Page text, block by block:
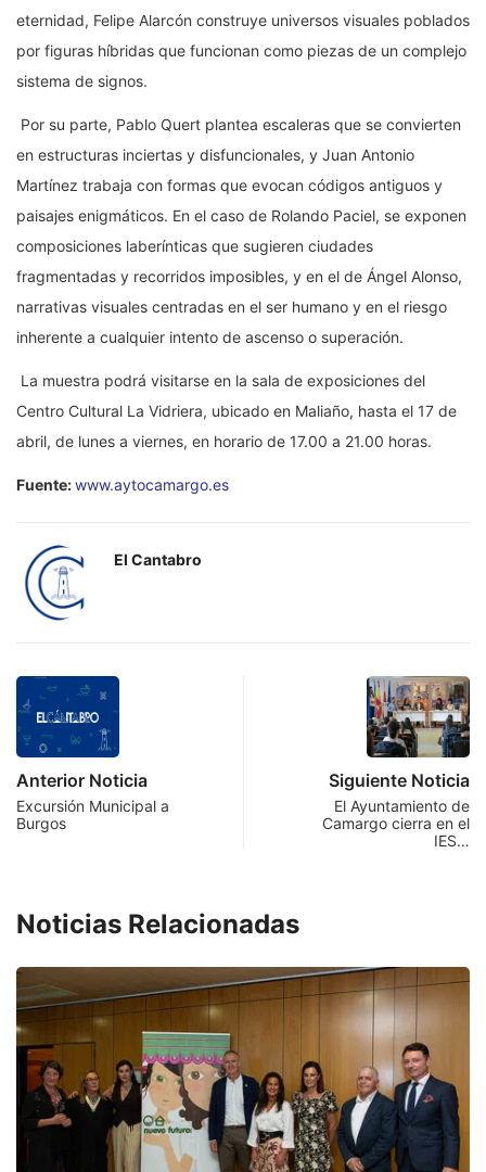
eternidad, Felipe Alarcón construye universos visuales poblados
por figuras híbridas que funcionan como piezas de un complejo
sistema de signos.
Por su parte, Pablo Quert plantea escaleras que se convierten
en estructuras inciertas y disfuncionales, y Juan Antonio
Martínez trabaja con formas que evocan códigos antiguos y
paisajes enigmáticos. En el caso de Rolando Paciel, se exponen
composiciones laberínticas que sugieren ciudades
fragmentadas y recorridos imposibles, y en el de Ángel Alonso,
narrativas visuales centradas en el ser humano y en el riesgo
inherente a cualquier intento de ascenso o superación.
La muestra podrá visitarse en la sala de exposiciones del
Centro Cultural La Vidriera, ubicado en Maliaño, hasta el 17 de
abril, de lunes a viernes, en horario de 17.00 a 21.00 horas.
Fuente:www.aytocamargo.es
El Cantabro
Anterior Noticia
Excursión Municipal a
Burgos
Siguiente Noticia
El Ayuntamiento de
Camargo cierra en el
IES…
Noticias Relacionadas